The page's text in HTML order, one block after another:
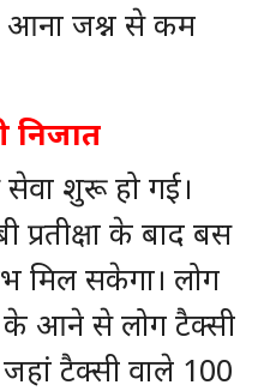
आना जश्न से कम
निजात
शुरू हो गई।
के बाद बस
मिल सकेगा। लोग
के आने से लोग टैक्सी
टैक्सी वाले 100